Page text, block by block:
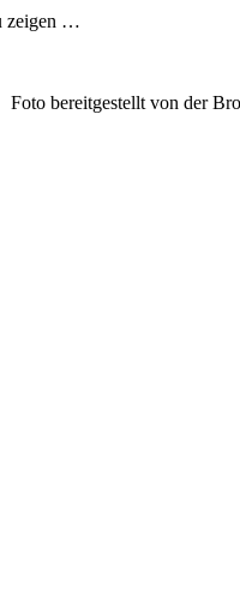
zeigen …
Foto bereitgestellt von der